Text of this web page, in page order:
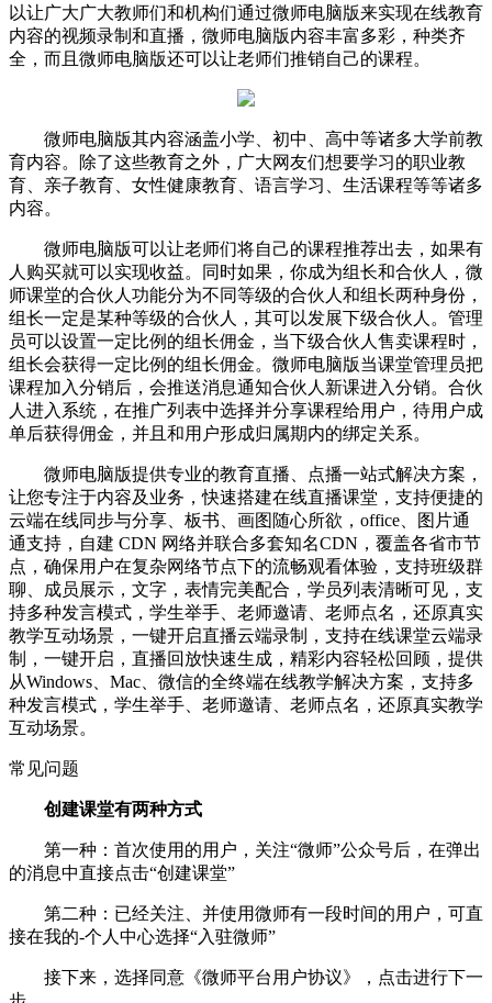
以让广大广大教师们和机构们通过微师电脑版来实现在线教育
内容的视频录制和直播，微师电脑版内容丰富多彩，种类齐
全，而且微师电脑版还可以让老师们推销自己的课程。
微师电脑版其内容涵盖小学、初中、高中等诸多大学前教
育内容。除了这些教育之外，广大网友们想要学习的职业教
育、亲子教育、女性健康教育、语言学习、生活课程等等诸多
内容。
微师电脑版可以让老师们将自己的课程推荐出去，如果有
人购买就可以实现收益。同时如果，你成为组长和合伙人，微
师课堂的合伙人功能分为不同等级的合伙人和组长两种身份，
组长一定是某种等级的合伙人，其可以发展下级合伙人。管理
员可以设置一定比例的组长佣金，当下级合伙人售卖课程时，
组长会获得一定比例的组长佣金。微师电脑版当课堂管理员把
课程加入分销后，会推送消息通知合伙人新课进入分销。合伙
人进入系统，在推广列表中选择并分享课程给用户，待用户成
单后获得佣金，并且和用户形成归属期内的绑定关系。
微师电脑版提供专业的教育直播、点播一站式解决方案，
让您专注于内容及业务，快速搭建在线直播课堂，支持便捷的
云端在线同步与分享、板书、画图随心所欲，office、图片通
通支持，自建 CDN 网络并联合多套知名CDN，覆盖各省市节
点，确保用户在复杂网络节点下的流畅观看体验，支持班级群
聊、成员展示，文字，表情完美配合，学员列表清晰可见，支
持多种发言模式，学生举手、老师邀请、老师点名，还原真实
教学互动场景，一键开启直播云端录制，支持在线课堂云端录
制，一键开启，直播回放快速生成，精彩内容轻松回顾，提供
从Windows、Mac、微信的全终端在线教学解决方案，支持多
种发言模式，学生举手、老师邀请、老师点名，还原真实教学
互动场景。
常见问题
创建课堂有两种方式
第一种：首次使用的用户，关注“微师”公众号后，在弹出
的消息中直接点击“创建课堂”
第二种：已经关注、并使用微师有一段时间的用户，可直
接在我的-个人中心选择“入驻微师”
接下来，选择同意《微师平台用户协议》，点击进行下一